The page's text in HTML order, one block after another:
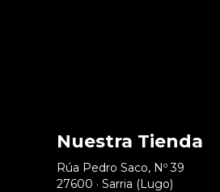
Nuestra Tienda
Rúa Pedro Saco, Nº 39
27600 · Sarria (Lugo)